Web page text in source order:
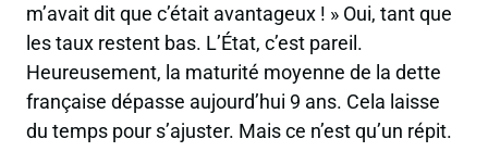
m’avait dit que c’était avantageux ! » Oui, tant que
les taux restent bas. L’État, c’est pareil.
Heureusement, la maturité moyenne de la dette
française dépasse aujourd’hui 9 ans. Cela laisse
du temps pour s’ajuster. Mais ce n’est qu’un répit.